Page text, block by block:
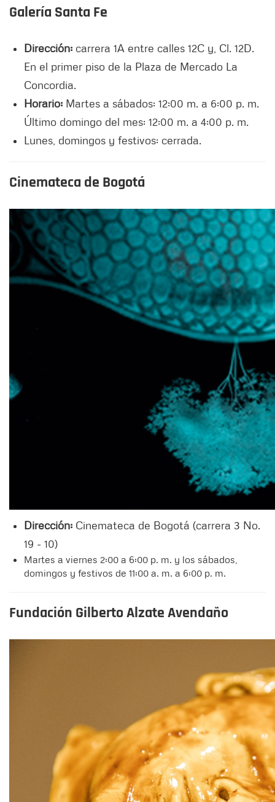
Galería Santa Fe
Dirección: carrera 1A entre calles 12C y, Cl. 12D.
En el primer piso de la Plaza de Mercado La
Concordia.
Horario: Martes a sábados: 12:00 m. a 6:00 p. m.
Último domingo del mes: 12:00 m. a 4:00 p. m.
Lunes, domingos y festivos: cerrada.
Cinemateca de Bogotá
Dirección: Cinemateca de Bogotá (carrera 3 No.
19 - 10)
Martes a viernes 2:00 a 6:00 p. m. y los sábados,
domingos y festivos de 11:00 a. m. a 6:00 p. m.
Fundación Gilberto Alzate Avendaño